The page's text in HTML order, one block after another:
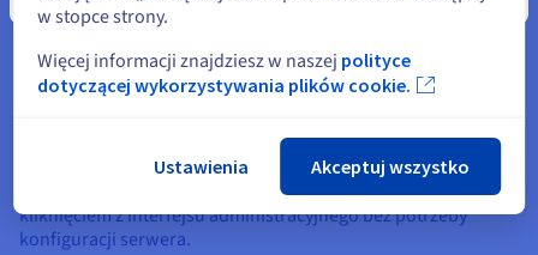
Sklep aplikacji Nextcloud oferuje ponad 400 aplikacji.
Nextcloud Office umożliwia współpracę w czasie
rzeczywistym przy edytowaniu plików .docx, .xlsx i .pptx w
przeglądarce za pomocą Collabora lub OnlyOffice. Nextcloud
wiadomości zespołowe. Deck zapewnia zarządzanie
projektami w stylu Kanban. Memories organizuje zdjęcia z
rozpoznawaniem twarzy. Wszystko instaluj jednym
kliknięciem z interfejsu administracyjnego bez potrzeby
konfiguracji serwera.
w stopce strony.
Więcej informacji znajdziesz w naszej polityce
dotyczącej wykorzystywania plików cookie.
Ustawienia Akceptuj wszystko